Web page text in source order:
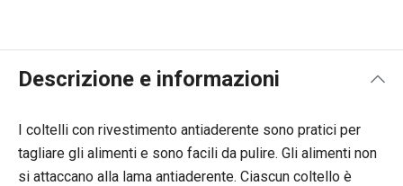
Descrizione e informazioni
I coltelli con rivestimento antiaderente sono pratici per
tagliare gli alimenti e sono facili da pulire. Gli alimenti non
si attaccano alla lama antiaderente. Ciascun coltello è